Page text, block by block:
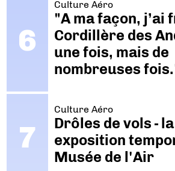
Culture Aéro
"A ma façon, j’ai
Cordillère des
une fois, mais de
nombreuses
Culture Aéro
Drôles de vols -
exposition
Musée de l'Air